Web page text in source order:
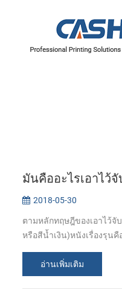
มันคืออะไรเอาไว้
2018-05-30
ตามหลักทฤษฎีของเอาไว้จั
หรือสีน้ำเงิน)หนังเรื่องรุน
อ่านเพิ่มเติม